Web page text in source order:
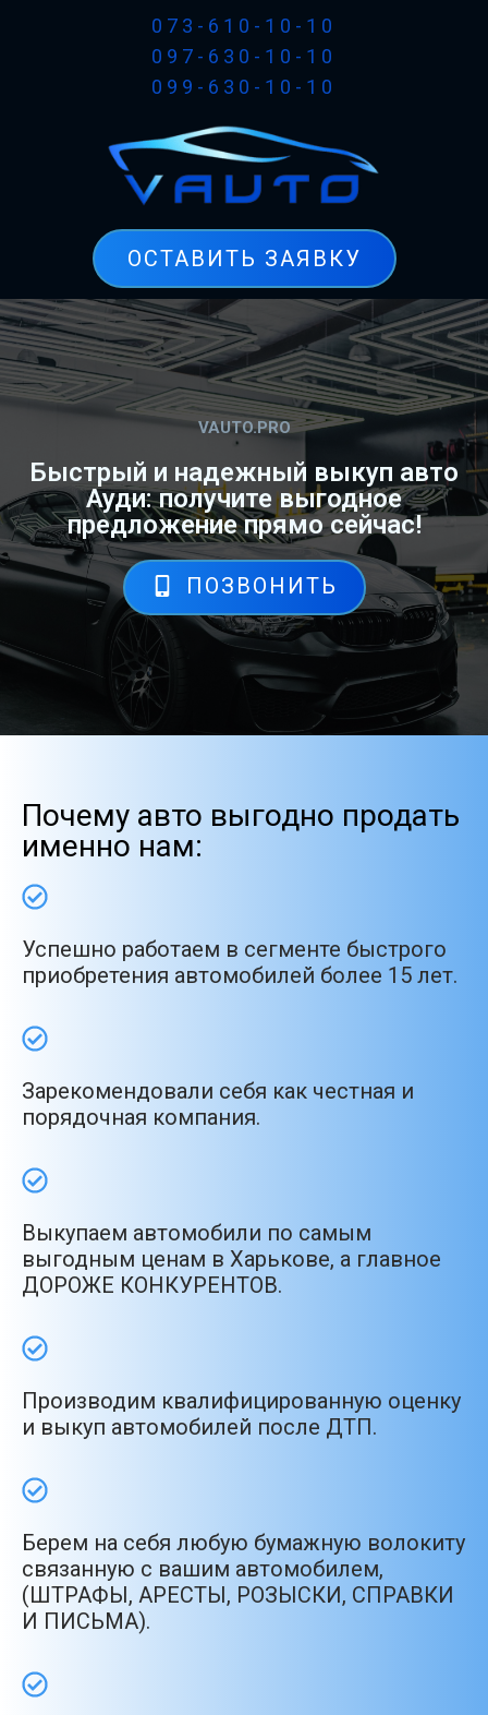
073-610-10-10
097-630-10-10
099-630-10-10
ОСТАВИТЬ ЗАЯВКУ
VAUTO.PRO
Быстрый и надежный выкуп авто
Ауди: получите выгодное
предложение прямо сейчас!
ПОЗВОНИТЬ
Почему авто выгодно продать
именно нам:
Успешно работаем в сегменте быстрого
приобретения автомобилей более 15 лет.
Зарекомендовали себя как честная и
порядочная компания.
Выкупаем автомобили по самым
выгодным ценам в Харькове, а главное
ДОРОЖЕ КОНКУРЕНТОВ.
Производим квалифицированную оценку
и выкуп автомобилей после ДТП.
Берем на себя любую бумажную волокиту
связанную с вашим автомобилем,
(ШТРАФЫ, АРЕСТЫ, РОЗЫСКИ, СПРАВКИ
И ПИСЬМА).